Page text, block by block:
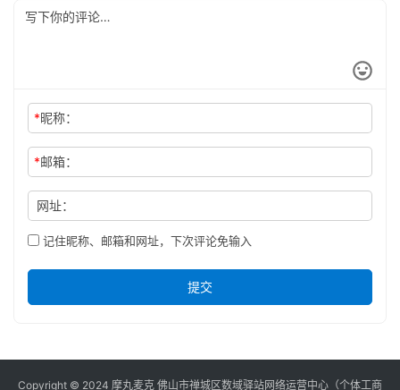
*昵称：
*邮箱：
网址：
记住昵称、邮箱和网址，下次评论免输入
提交
Copyright © 2024 摩丸麦克 佛山市禅城区数域驿站网络运营中心（个体工商